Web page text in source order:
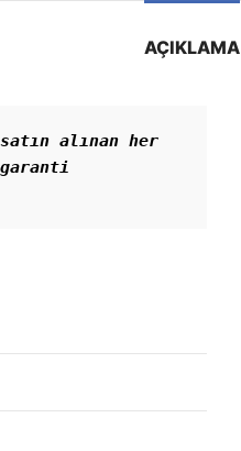
AÇIKLAMA
alınan her